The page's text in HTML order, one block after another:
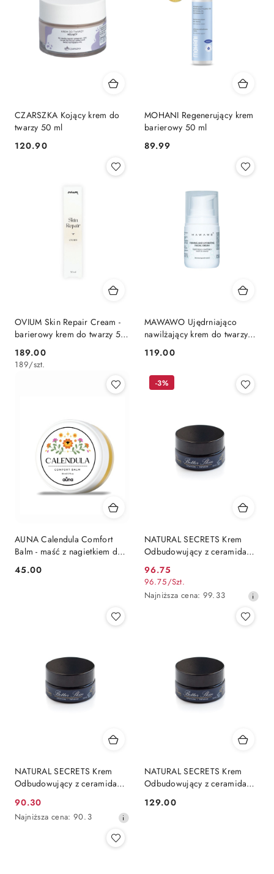
CZARSZKA Kojący krem do
twarzy 50 ml
Cena:
120.90
MOHANI Regenerujący krem
barierowy 50 ml
Cena:
89.99
OVIUM Skin Repair Cream -
barierowy krem do twarzy 50
Cena:
189.00
189/szt.
MAWAWO Ujędrniająco
nawilżający krem do twarzy
Cena:
119.00
AUNA Calendula Comfort
Balm - maść z nagietkiem do
cery podrażnionej 50 ml
Cena:
45.00
NATURAL SECRETS Krem
Odbudowujący z ceramidami
- Better Skin 50 ml
Cena
promocyjna:
96.75
96.75/Szt.
Najniższa
Najniższa cena: 99.33
-3%
NATURAL SECRETS Krem
Odbudowujący z ceramidami
Cena
promocyjna:
90.30
Najniższa
Najniższa cena: 90.3
NATURAL SECRETS Krem
Odbudowujący z ceramidami
Cena:
129.00